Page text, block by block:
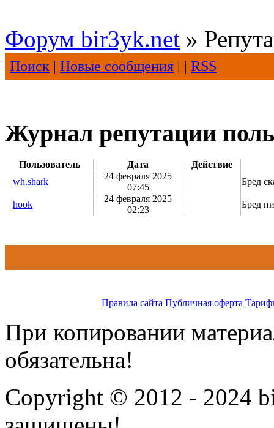
Форум bir3yk.net »
Поиск | Новые сообщения | | RSS
Журнал репутации
Пользователь Дата
Действие
wh.shark
24 февраля 2025
07:45
Бред
hook
24 февраля 2025
02:23
Бред
Правила сайта Публичная оферта
При копировании
обязательна!
Copyright © 2012 - 2024